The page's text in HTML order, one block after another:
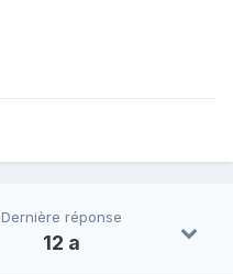
Dernière réponse
12 a